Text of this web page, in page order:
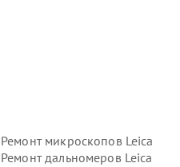
Ремонт микроскопов Leica
Ремонт дальномеров Leica